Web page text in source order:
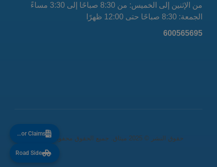
من الإثنين إلى الخميس: من 8:30 صباحًا إلى 3:30 مساءً
الجمعة: 8:30 صباحًا حتى 12:00 ظهرًا
600565695
حقوق النشر © 2025 ميثاق. جميع الحقوق محفوظة. V0.9
Motor Claims
Road Side